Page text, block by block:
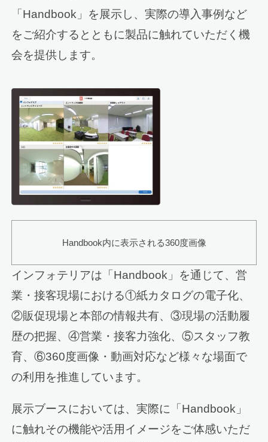
「Handbook」を展示し、実際の導入事例など
をご紹介するとともに製品に触れていただく機
会を提供します。
Handbook内に表示される360度画像
インフォテリアは「Handbook」を通じて、営
業・接客現場における①紙カタログの電子化、
②販促現場と本部の情報共有、③現場の活動履
歴の把握、④営業・接客力強化、⑤スタッフ教
育、⑥360度画像・動画対応など様々な場面で
の利用を推進しています。
展示ブースにおいては、実際に「Handbook」
に触れその機能や活用イメージをご体感いただ